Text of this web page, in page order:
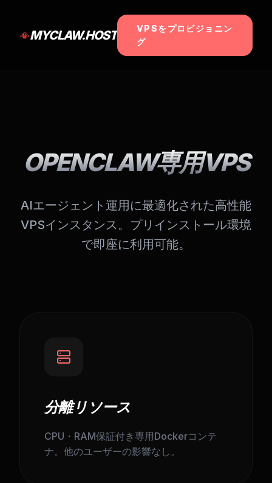
MYCLAW.HOST
VPSをプロビジョニン
グ
OPENCLAW専用VPS
AIエージェント運用に最適化された高性能
VPSインスタンス。プリインストール環境
で即座に利用可能。
分離リソース
CPU・RAM保証付き専用Dockerコンテ
ナ。他のユーザーの影響なし。